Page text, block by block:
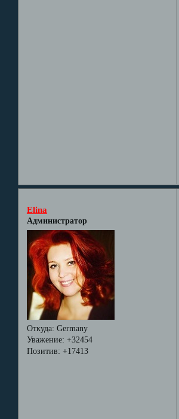
Elina
Администратор
Откуда: Germany
Уважение: +32454
Позитив: +17413